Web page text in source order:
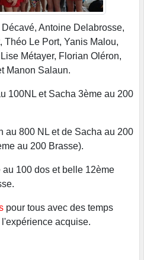
Antoine Delabrosse,
Théo Le Port, Yanis Malou,
Métayer, Florian Oléron,
Manon Salaun.
100NL et Sacha 3ème au 200
au 800 NL et de Sacha au 200
au 200 Brasse).
100 dos et belle 12ème
pour tous avec des temps
acquise.